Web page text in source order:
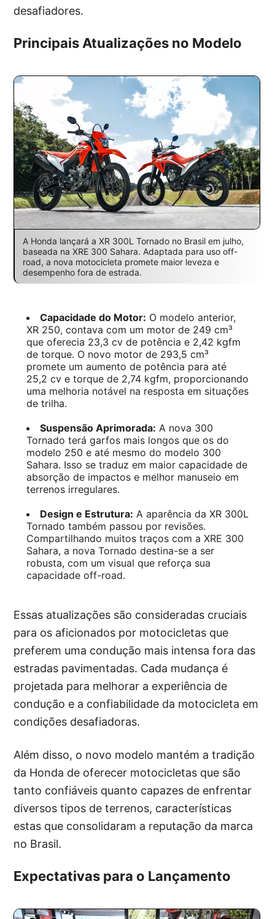
desafiadores.
Principais Atualizações no Modelo
A Honda lançará a XR 300L Tornado no Brasil em julho,
baseada na XRE 300 Sahara. Adaptada para uso off-
road, a nova motocicleta promete maior leveza e
desempenho fora de estrada.
Capacidade do Motor: O modelo anterior,
XR 250, contava com um motor de 249 cm³
que oferecia 23,3 cv de potência e 2,42 kgfm
de torque. O novo motor de 293,5 cm³
promete um aumento de potência para até
25,2 cv e torque de 2,74 kgfm, proporcionando
uma melhoria notável na resposta em situações
de trilha.
Suspensão Aprimorada: A nova 300
Tornado terá garfos mais longos que os do
modelo 250 e até mesmo do modelo 300
Sahara. Isso se traduz em maior capacidade de
absorção de impactos e melhor manuseio em
terrenos irregulares.
Design e Estrutura: A aparência da XR 300L
Tornado também passou por revisões.
Compartilhando muitos traços com a XRE 300
Sahara, a nova Tornado destina-se a ser
robusta, com um visual que reforça sua
capacidade off-road.
Essas atualizações são consideradas cruciais
para os aficionados por motocicletas que
preferem uma condução mais intensa fora das
estradas pavimentadas. Cada mudança é
projetada para melhorar a experiência de
condução e a confiabilidade da motocicleta em
condições desafiadoras.
Além disso, o novo modelo mantém a tradição
da Honda de oferecer motocicletas que são
tanto confiáveis quanto capazes de enfrentar
diversos tipos de terrenos, características
estas que consolidaram a reputação da marca
no Brasil.
Expectativas para o Lançamento